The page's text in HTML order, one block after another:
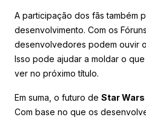
A participação dos fãs também
desenvolvimento. Com os
desenvolvedores podem ouvir
Isso pode ajudar a moldar o
ver no próximo título.
Em suma, o futuro de Star
Com base no que os